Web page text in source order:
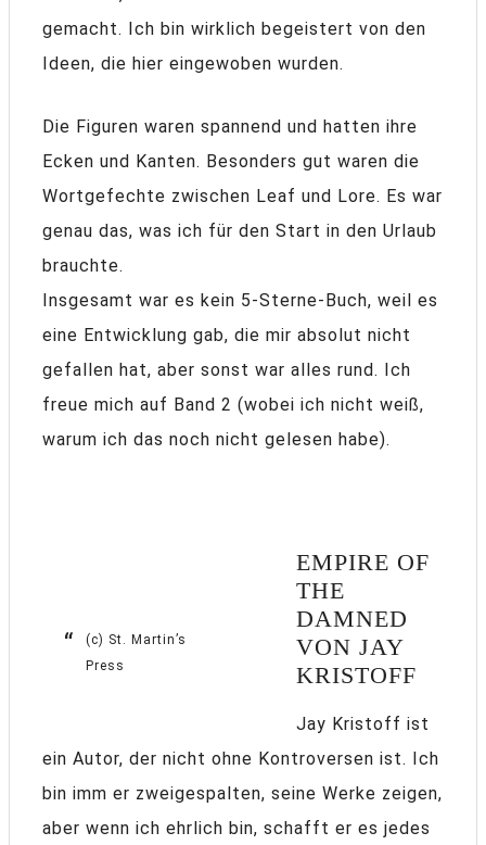
gemacht. Ich bin wirklich begeistert von den
Ideen, die hier eingewoben wurden.
Die Figuren waren spannend und hatten ihre
Ecken und Kanten. Besonders gut waren die
Wortgefechte zwischen Leaf und Lore. Es war
genau das, was ich für den Start in den Urlaub
brauchte.
Insgesamt war es kein 5-Sterne-Buch, weil es
eine Entwicklung gab, die mir absolut nicht
gefallen hat, aber sonst war alles rund. Ich
freue mich auf Band 2 (wobei ich nicht weiß,
warum ich das noch nicht gelesen habe).
(c) St. Martin’s
Press
EMPIRE OF
THE
DAMNED
VON JAY
KRISTOFF
Jay Kristoff ist
ein Autor, der nicht ohne Kontroversen ist. Ich
bin imm er zweigespalten, seine Werke zeigen,
aber wenn ich ehrlich bin, schafft er es jedes